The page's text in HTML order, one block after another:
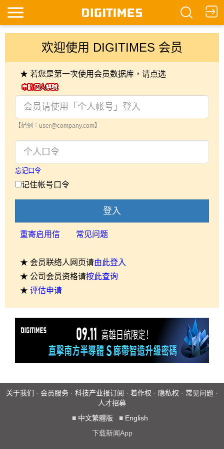
欢迎使用 DIGITIMES 会员
★ 若您是第一次使用会员数据库，请点选
【范例：user@company.com】
忘记口令
记住帐号口令
登入
重寄启用信 常见问题
★ 会员联络人网页请由此登入
★ 公司会员资格请按此查询
★ 评估申请
关于我们 · 会员服务 · 科技产业报订阅 · 着作权 · 隐私权 · 常见问题 ·
人才招募
■ 中文繁體版 ■ English
下载新闻App